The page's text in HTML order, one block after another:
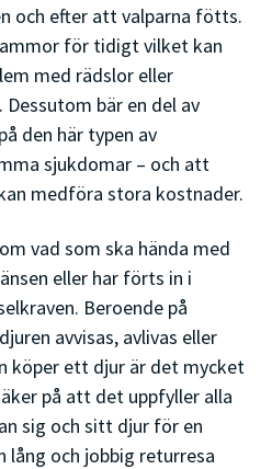
och efter att valparna fötts.
för tidigt vilket kan
med rädslor eller
bär en del av
den här typen av
sjukdomar – och att
medföra stora kostnader.
vad som ska hända med
eller har förts in i
Beroende på
avvisas, avlivas eller
köper ett djur är det mycket
på att det uppfyller alla
sig och sitt djur för en
lång och jobbig returresa